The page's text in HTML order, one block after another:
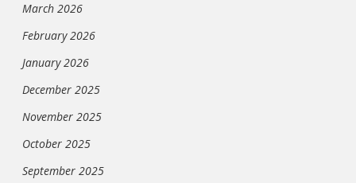
March 2026
February 2026
January 2026
December 2025
November 2025
October 2025
September 2025